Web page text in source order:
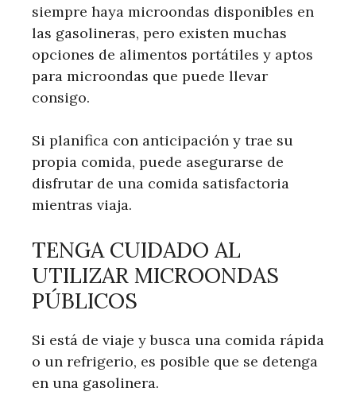
siempre haya microondas disponibles en
las gasolineras, pero existen muchas
opciones de alimentos portátiles y aptos
para microondas que puede llevar
consigo.
Si planifica con anticipación y trae su
propia comida, puede asegurarse de
disfrutar de una comida satisfactoria
mientras viaja.
TENGA CUIDADO AL
UTILIZAR MICROONDAS
PÚBLICOS
Si está de viaje y busca una comida rápida
o un refrigerio, es posible que se detenga
en una gasolinera.